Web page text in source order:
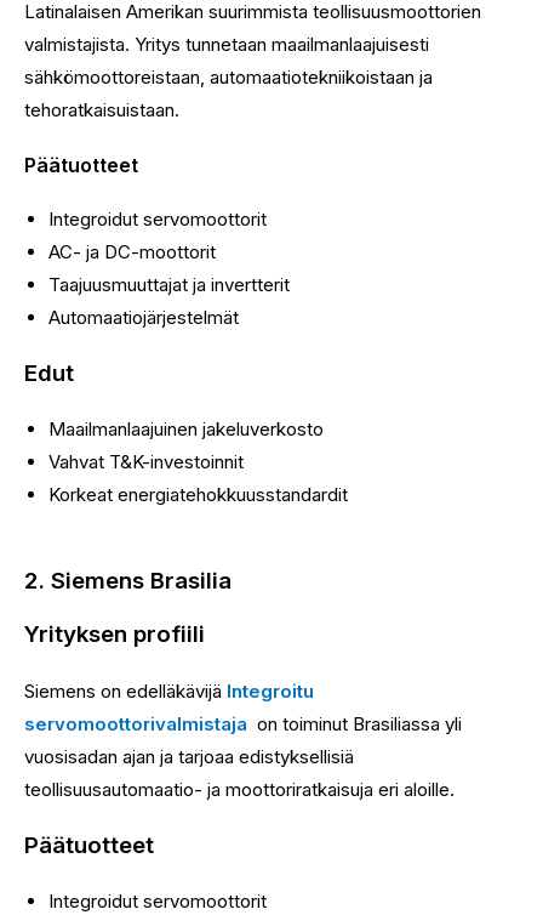
Latinalaisen Amerikan suurimmista teollisuusmoottorien
valmistajista. Yritys tunnetaan maailmanlaajuisesti
sähkömoottoreistaan, automaatiotekniikoistaan ​​ja
tehoratkaisuistaan.
Päätuotteet
Integroidut servomoottorit
AC- ja DC-moottorit
Taajuusmuuttajat ja invertterit
Automaatiojärjestelmät
Edut
Maailmanlaajuinen jakeluverkosto
Vahvat T&K-investoinnit
Korkeat energiatehokkuusstandardit
2. Siemens Brasilia
Yrityksen profiili
Siemens on edelläkävijä Integroitu
servomoottorivalmistaja on toiminut Brasiliassa yli
vuosisadan ajan ja tarjoaa edistyksellisiä
teollisuusautomaatio- ja moottoriratkaisuja eri aloille.
Päätuotteet
Integroidut servomoottorit